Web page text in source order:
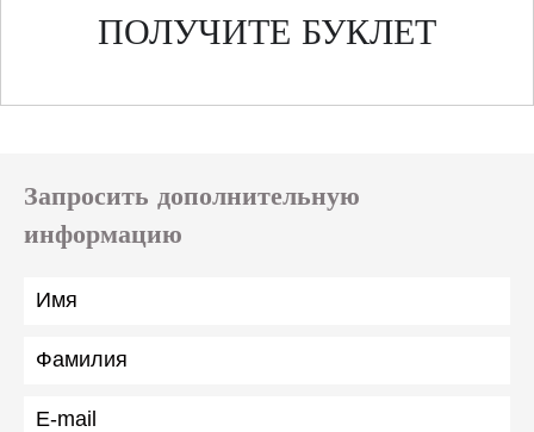
ПОЛУЧИТЕ БУКЛЕТ
Запросить дополнительную
информацию